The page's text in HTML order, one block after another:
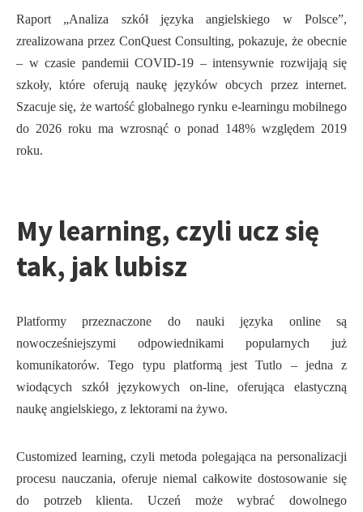
Raport „Analiza szkół języka angielskiego w Polsce”,
zrealizowana przez ConQuest Consulting, pokazuje, że obecnie
– w czasie pandemii COVID-19 – intensywnie rozwijają się
szkoły, które oferują naukę języków obcych przez internet.
Szacuje się, że wartość globalnego rynku e-learningu mobilnego
do 2026 roku ma wzrosnąć o ponad 148% względem 2019
roku.
My learning, czyli ucz się
tak, jak lubisz
Platformy przeznaczone do nauki języka online są
nowocześniejszymi odpowiednikami popularnych już
komunikatorów. Tego typu platformą jest Tutlo – jedna z
wiodących szkół językowych on-line, oferująca elastyczną
naukę angielskiego, z lektorami na żywo.
Customized learning, czyli metoda polegająca na personalizacji
procesu nauczania, oferuje niemal całkowite dostosowanie się
do potrzeb klienta. Uczeń może wybrać dowolnego